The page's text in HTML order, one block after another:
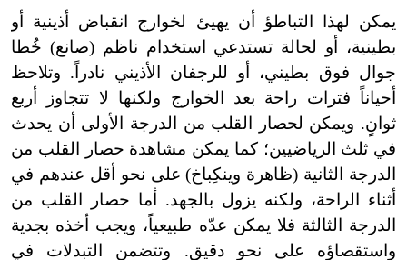
يمكن لهذا التباطؤ أن يهيئ لخوارج انقباض أذينية أو
بطينية، أو لحالة تستدعي استخدام ناظم (صانع) خُطا
جوال فوق بطيني، أو للرجفان الأذيني نادراً. وتلاحظ
أحياناً فترات راحة بعد الخوارج ولكنها لا تتجاوز أربع
ثوانٍ. ويمكن لحصار القلب من الدرجة الأولى أن يحدث
في ثلث الرياضيين؛ كما يمكن مشاهدة حصار القلب من
الدرجة الثانية (ظاهرة وينكِباخ) على نحو أقل عندهم في
أثناء الراحة، ولكنه يزول بالجهد. أما حصار القلب من
الدرجة الثالثة فلا يمكن عدّه طبيعياً، ويجب أخذه بجدية
واستقصاؤه على نحو دقيق. وتتضمن التبدلات في